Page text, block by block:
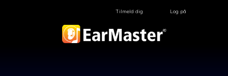
Tilmeld dig Log på